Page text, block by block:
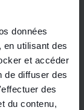
données
en utilisant des
et accéder
de diffuser des
des
du contenu,